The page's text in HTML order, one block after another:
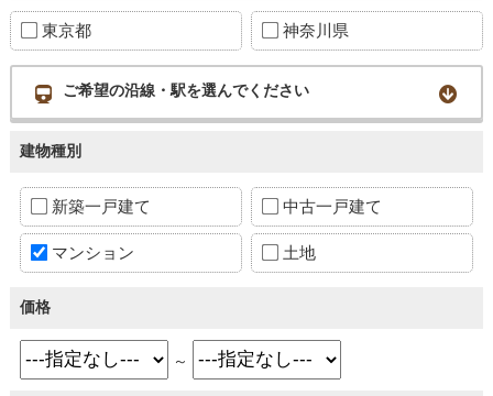
東京都 神奈川県
ご希望の沿線・駅を選んでください
建物種別
新築一戸建て 中古一戸建て
マンション 土地
価格
～